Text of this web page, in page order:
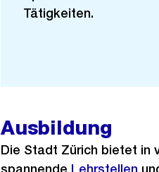
Tätigkeiten.
Ausbildung
Die Stadt Zürich bietet in
spannende Lehrstellen